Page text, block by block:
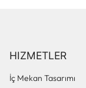
HIZMETLER
İç Mekan Tasarımı